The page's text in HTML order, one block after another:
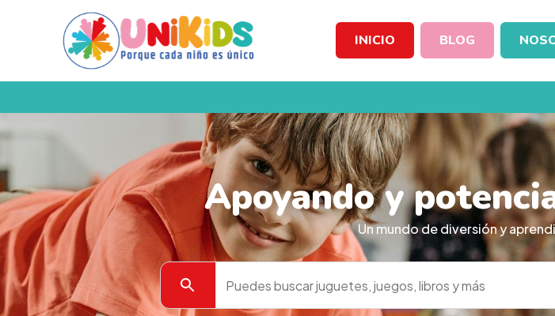
INICIO BLOG
Apoyando y
Un mundo de diversión y